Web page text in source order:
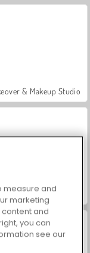
& Makeup Studio
Stunt Racers
measure and
marketing
and
you can
see our